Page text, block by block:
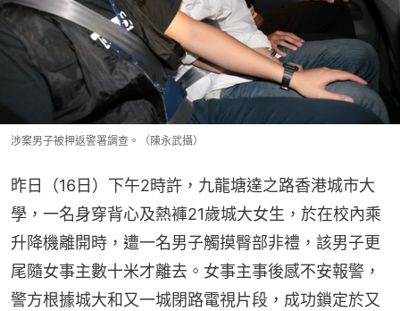
涉案男子被押返警署調查。（陳永武攝）
昨日（16日）下午2時許，九龍塘達之路香港城市大
學，一名身穿背心及熱褲21歲城大女生，於在校內乘
升降機離開時，遭一名男子觸摸臀部非禮，該男子更
尾隨女事主數十米才離去。女事主事後感不安報警，
警方根據城大和又一城閉路電視片段，成功鎖定於又